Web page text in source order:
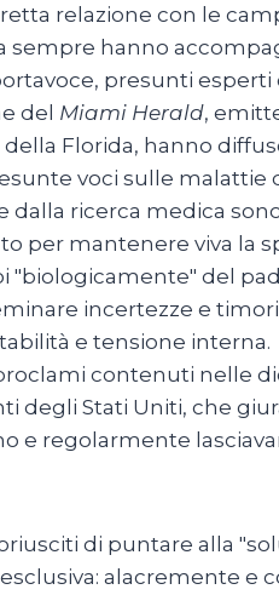
relazione con le
sempre hanno
presunti
del Miami Herald,
della Florida, hanno
voci sulle malattie
ricerca medica
per mantenere viva la
"biologicamente" del
incertezze e timori
e tensione interna.
contenuti nelle
degli Stati Uniti, che
e regolarmente
di puntare alla
alacremente e